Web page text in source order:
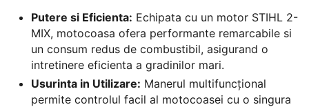
Putere si Eficienta: Echipata cu un motor STIHL 2-
MIX, motocoasa ofera performante remarcabile si
un consum redus de combustibil, asigurand o
intretinere eficienta a gradinilor mari.
Usurinta in Utilizare: Manerul multifuncțional
permite controlul facil al motocoasei cu o singura